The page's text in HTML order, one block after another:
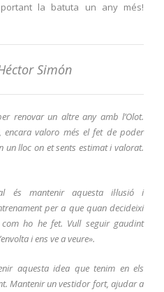
la batuta un any més!
Simón
renovar un altre any amb l’Olot.
valoro més el fet de poder
un lloc on et sents estimat i valorat.
és mantenir aquesta il·lusió i
per a que quan decideixi
ho he fet. Vull seguir gaudint
i ens ve a veure».
aquesta idea que tenim en els
Mantenir un vestidor fort, ajudar a